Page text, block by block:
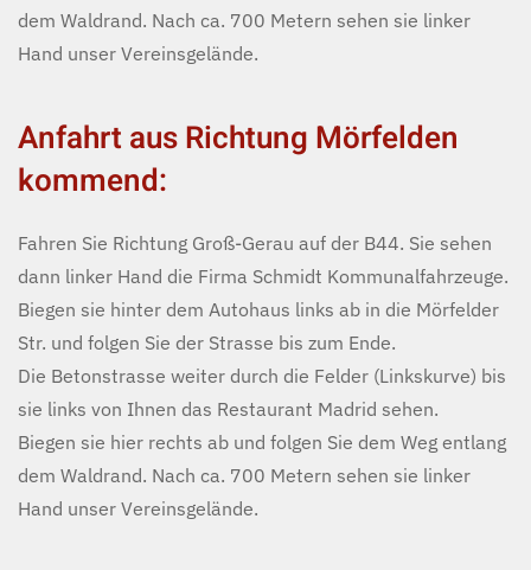
dem Waldrand. Nach ca. 700 Metern sehen sie linker
Hand unser Vereinsgelände.
Anfahrt aus Richtung Mörfelden
kommend:
Fahren Sie Richtung Groß-Gerau auf der B44. Sie sehen
dann linker Hand die Firma Schmidt Kommunalfahrzeuge.
Biegen sie hinter dem Autohaus links ab in die Mörfelder
Str. und folgen Sie der Strasse bis zum Ende.
Die Betonstrasse weiter durch die Felder (Linkskurve) bis
sie links von Ihnen das Restaurant Madrid sehen.
Biegen sie hier rechts ab und folgen Sie dem Weg entlang
dem Waldrand. Nach ca. 700 Metern sehen sie linker
Hand unser Vereinsgelände.